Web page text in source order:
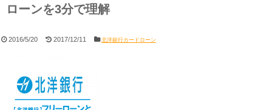
ローンを3分で理解
2016/5/20 2017/12/11 北洋銀行カードローン